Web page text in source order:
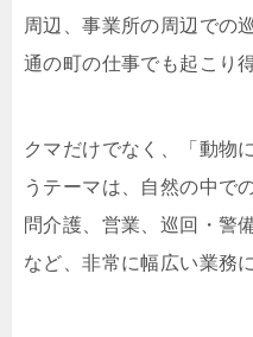
周辺、事業所の周辺での
通の町の仕事でも起こり
クマだけでなく、「動物
うテーマは、自然の中で
問介護、営業、巡回・警
など、非常に幅広い業務